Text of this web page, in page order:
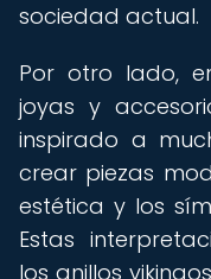
sociedad actual.
Por otro lado,
joyas y
inspirado a
crear piezas
estética y los
Estas
los anillos